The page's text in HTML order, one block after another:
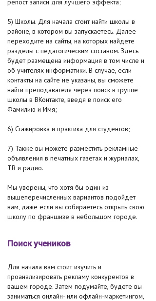
репост записи для лучшего эффекта;
5) Школы. Для начала стоит найти школы в
районе, в котором вы запускаетесь. Далее
переходите на сайты, на которых найдете
разделы с педагогическим составом. Здесь
будет размещена информация в том числе и
об учителях информатики. В случае, если
контакты на сайте не указаны, вы сможете
найти преподавателя через поиск в группе
школы в ВКонтакте, введя в поиск его
Фамилию и Имя;
6) Стажировка и практика для студентов;
7) Также вы можете разместить рекламные
объявления в печатных газетах и журналах,
ТВ и радио.
Мы уверены, что хотя бы один из
вышеперечисленных вариантов подойдет
вам, даже если вы собираетесь открыть свою
школу по франшизе в небольшом городе.
Поиск учеников
Для начала вам стоит изучить и
проанализировать рекламу конкурентов в
вашем городе. Затем подумайте, будете вы
заниматься онлайн- или офлайн-маркетингом,